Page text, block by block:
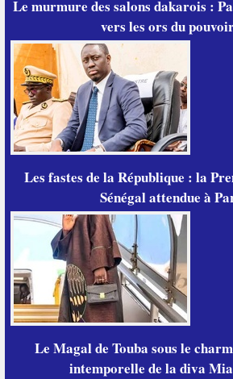
Le murmure des salons dakarois :
vers les ors du
Les fastes de la République : la
Sénégal attendue à
Le Magal de Touba sous le
intemporelle de la diva